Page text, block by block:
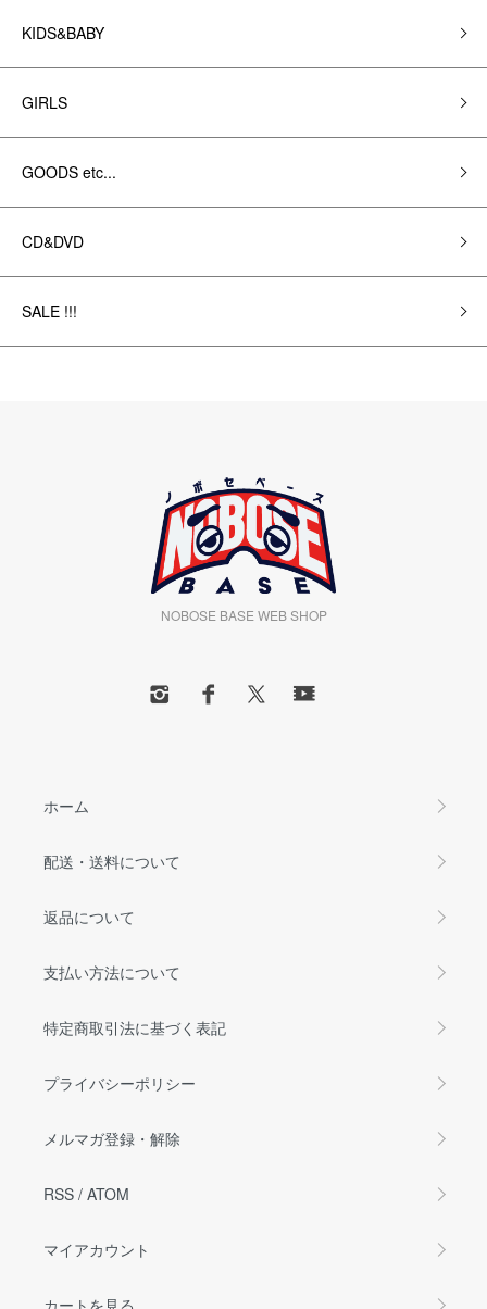
KIDS&BABY
GIRLS
GOODS etc...
CD&DVD
SALE !!!
NOBOSE BASE WEB SHOP
ホーム
配送・送料について
返品について
支払い方法について
特定商取引法に基づく表記
プライバシーポリシー
メルマガ登録・解除
RSS / ATOM
マイアカウント
カートを見る